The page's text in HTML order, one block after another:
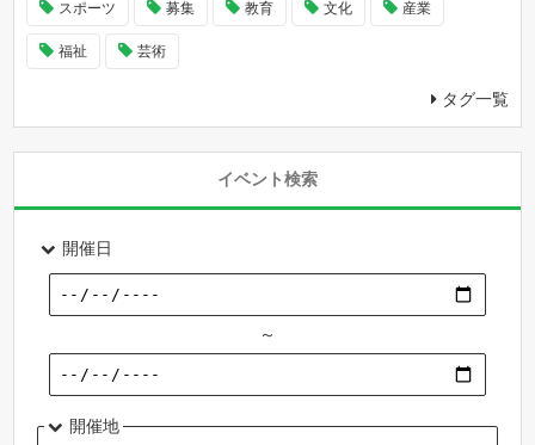
スポーツ 募集 教育 文化 産業
福祉 芸術
タグ一覧
イベント検索
開催日
～
開催地